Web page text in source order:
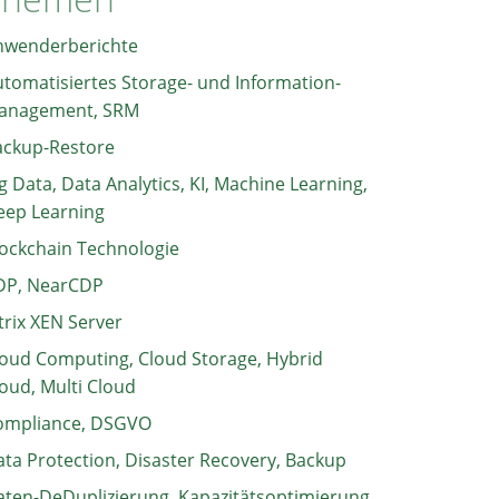
Storage- und Information-
SRM
Restore
Data, Data Analytics, KI, Machine Learning,
Learning
Technologie
NearCDP
XEN Server
Computing, Cloud Storage, Hybrid
Multi Cloud
DSGVO
Protection, Disaster Recovery, Backup